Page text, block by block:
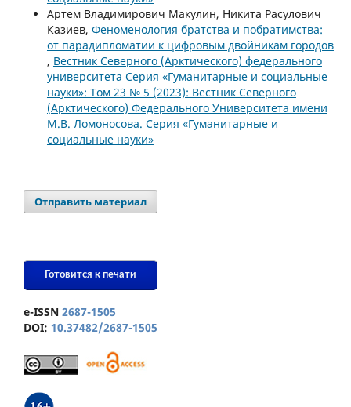
Артем Владимирович Макулин, Никита Расулович
Казиев, Феноменология братства и побратимства:
от парадипломатии к цифровым двойникам городов
, Вестник Северного (Арктического) федерального
университета Серия «Гуманитарные и социальные
науки»: Том 23 № 5 (2023): Вестник Северного
(Арктического) Федерального Университета имени
М.В. Ломоносова. Серия «Гуманитарные и
социальные науки»
Отправить материал
Готовится к печати
e-ISSN 2687-1505
DOI: 10.37482/2687-1505